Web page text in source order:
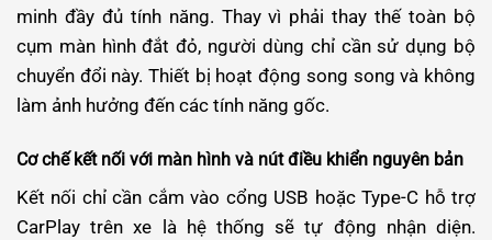
minh đầy đủ tính năng. Thay vì phải thay thế toàn bộ
cụm màn hình đắt đỏ, người dùng chỉ cần sử dụng bộ
chuyển đổi này. Thiết bị hoạt động song song và không
làm ảnh hưởng đến các tính năng gốc.
Cơ chế kết nối với màn hình và nút điều khiển nguyên bản
Kết nối chỉ cần cắm vào cổng USB hoặc Type-C hỗ trợ
CarPlay trên xe là hệ thống sẽ tự động nhận diện.